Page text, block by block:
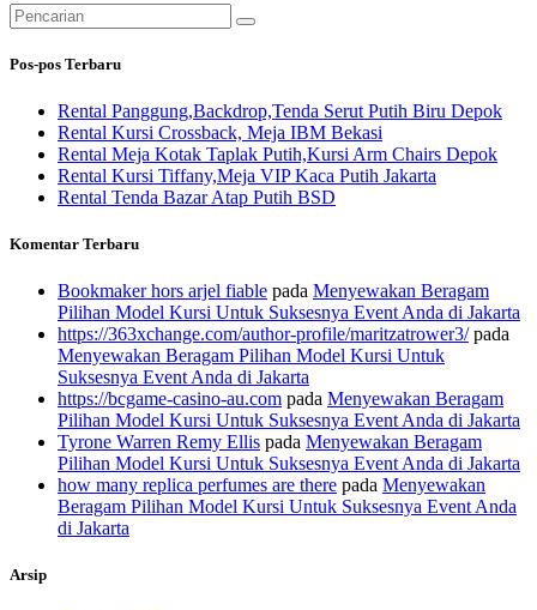
Pencarian
untuk:
Pos-pos Terbaru
Rental Panggung,Backdrop,Tenda Serut Putih Biru Depok
Rental Kursi Crossback, Meja IBM Bekasi
Rental Meja Kotak Taplak Putih,Kursi Arm Chairs Depok
Rental Kursi Tiffany,Meja VIP Kaca Putih Jakarta
Rental Tenda Bazar Atap Putih BSD
Komentar Terbaru
Bookmaker hors arjel fiable pada Menyewakan Beragam
Pilihan Model Kursi Untuk Suksesnya Event Anda di Jakarta
https://363xchange.com/author-profile/maritzatrower3/pada
Menyewakan Beragam Pilihan Model Kursi Untuk
Suksesnya Event Anda di Jakarta
https://bcgame-casino-au.com pada Menyewakan Beragam
Pilihan Model Kursi Untuk Suksesnya Event Anda di Jakarta
Tyrone Warren Remy Ellis pada Menyewakan Beragam
Pilihan Model Kursi Untuk Suksesnya Event Anda di Jakarta
how many replica perfumes are there pada Menyewakan
Beragam Pilihan Model Kursi Untuk Suksesnya Event Anda
di Jakarta
Arsip